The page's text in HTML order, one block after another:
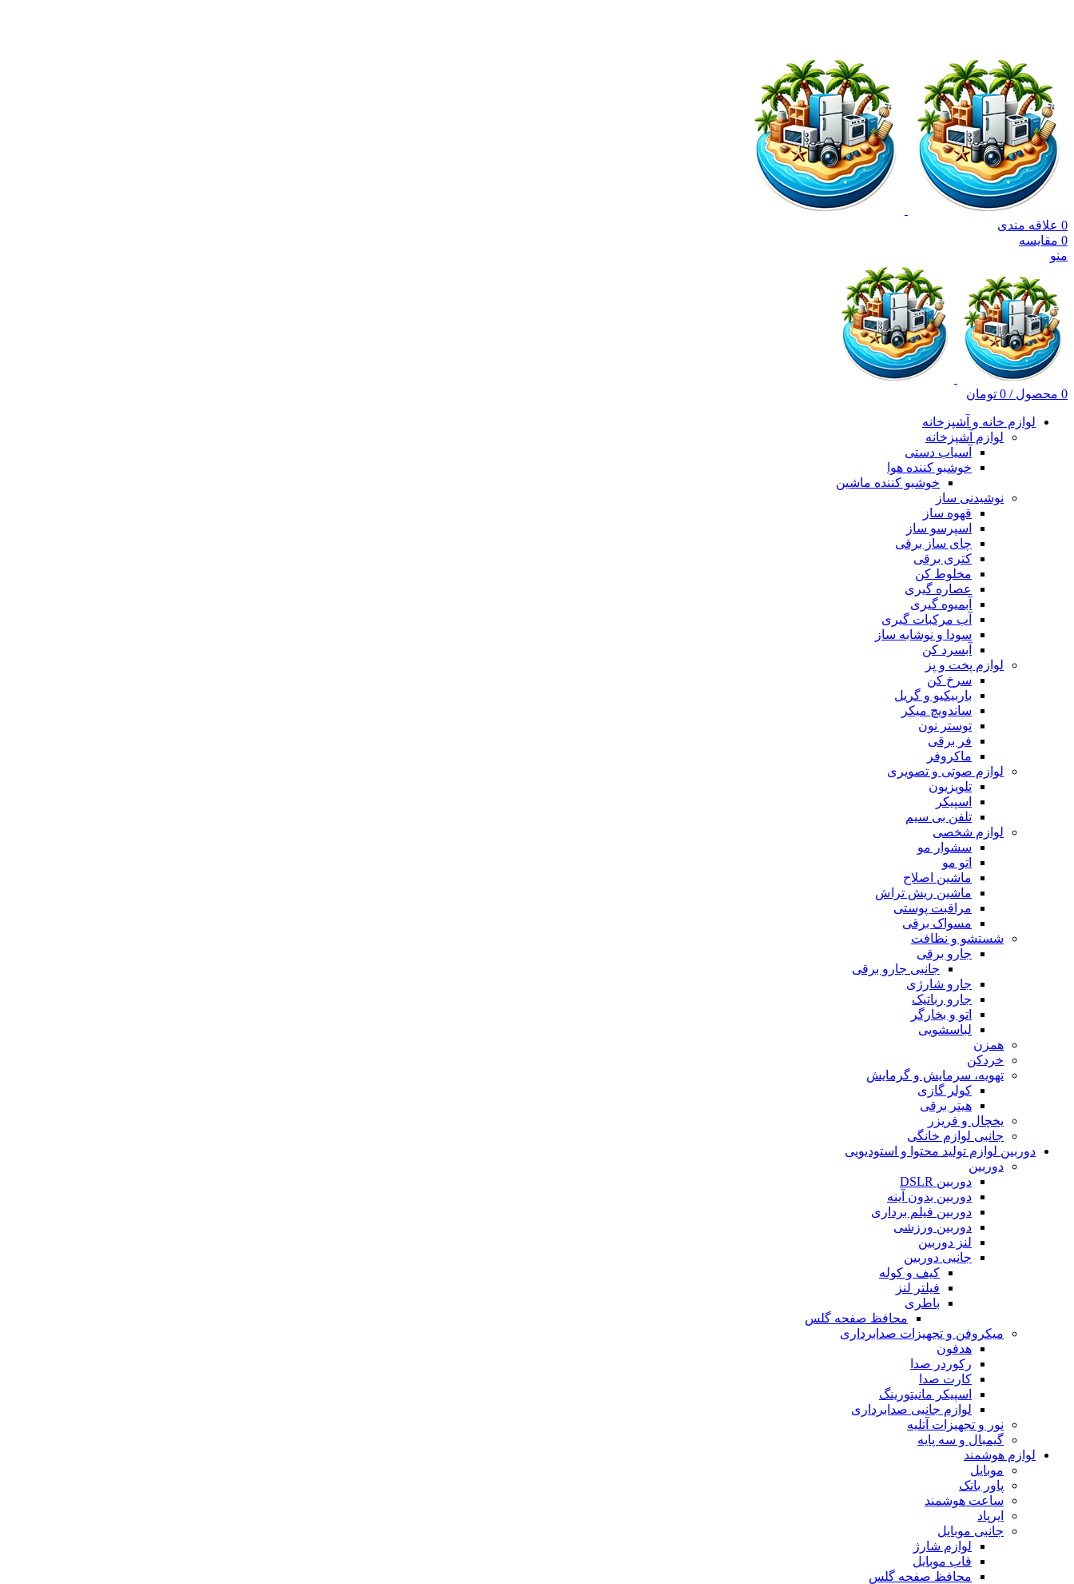
0 علاقه مندی
0 مقایسه
منو
0 محصول /
0 تومان
لوازم خانه و آشپزخانه
لوازم آشپزخانه
آسیاب دستی
خوشبو کننده هوا
خوشبو کننده ماشین
نوشیدنی ساز
قهوه ساز
اسپرسو ساز
چای ساز برقی
کتری برقی
مخلوط کن
عصاره گیری
آبمیوه گیری
آب مرکبات گیری
سودا و نوشابه ساز
آبسرد کن
لوازم پخت و پز
سرخ کن
باربیکیو و گریل
ساندویچ میکر
توستر نون
فر برقی
ماکروفر
لوازم صوتی و تصویری
تلویزیون
اسپیکر
تلفن بی سیم
لوازم شخصی
سشوار مو
اتو مو
ماشین اصلاح
ماشین ریش تراش
مراقبت پوستی
مسواک برقی
شستشو و نظافت
جارو برقی
جانبی جارو برقی
جارو شارژی
جارو رباتیک
اتو و بخارگر
لباسشویی
همزن
خردکن
تهویه، سرمایش و گرمایش
کولر گازی
هیتر برقی
یخچال و فریزر
جانبی لوازم خانگی
دوربین لوازم تولید محتوا و استودیویی
دوربین
دوربین DSLR
دوربین بدون آینه
دوربین فیلم برداری
دوربین ورزشی
لنز دوربین
جانبی دوربین
کیف و کوله
فیلتر لنز
باطری
محافظ صفحه گلس
میکروفن و تجهیزات صدابرداری
هدفون
رکوردر صدا
کارت صدا
اسپیکر مانیتورینگ
لوازم جانبی صدابرداری
نور و تجهیزات آتلیه
گیمبال و سه پایه
لوازم هوشمند
موبایل
پاور بانک
ساعت هوشمند
ایرپاد
جانبی موبایل
لوازم شارژ
قاب موبایل
محافظ صفحه گلس